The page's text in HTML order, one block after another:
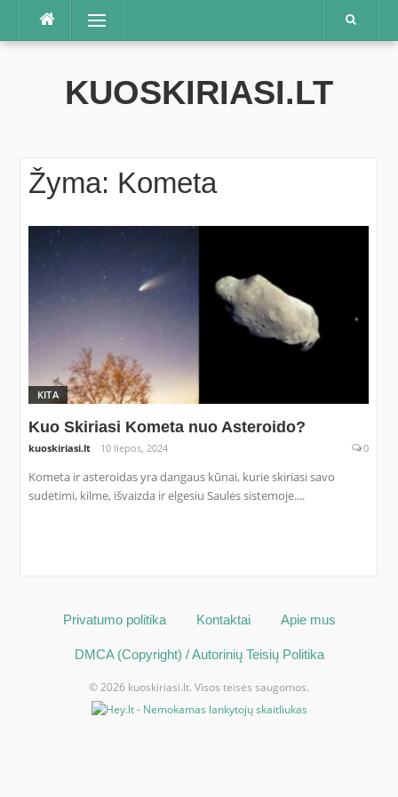
Praleisti
Meniu
KUOSKIRIASI.LT
Žyma: Kometa
KITA
Kuo Skiriasi Kometa nuo Asteroido?
kuoskiriasi.lt 10 liepos, 2024 0
Kometa ir asteroidas yra dangaus kūnai, kurie skiriasi savo
sudėtimi, kilme, išvaizda ir elgesiu Saulės sistemoje....
Privatumo politika Kontaktai Apie mus
DMCA (Copyright) / Autorinių Teisių Politika
© 2026 kuoskiriasi.lt. Visos teisės saugomos.